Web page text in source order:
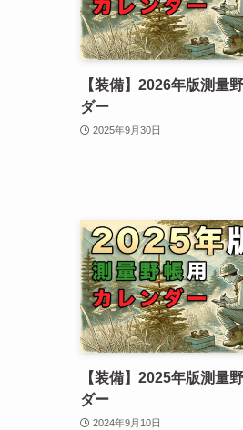
【装備】2026年版測量
ダー
2025年9月30日
【装備】2025年版測量
ダー
2024年9月10日